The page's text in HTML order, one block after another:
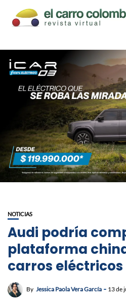
NOTICIAS
Audi podría
plataforma
carros eléctricos
By Jessica Paola Vera García 13 de